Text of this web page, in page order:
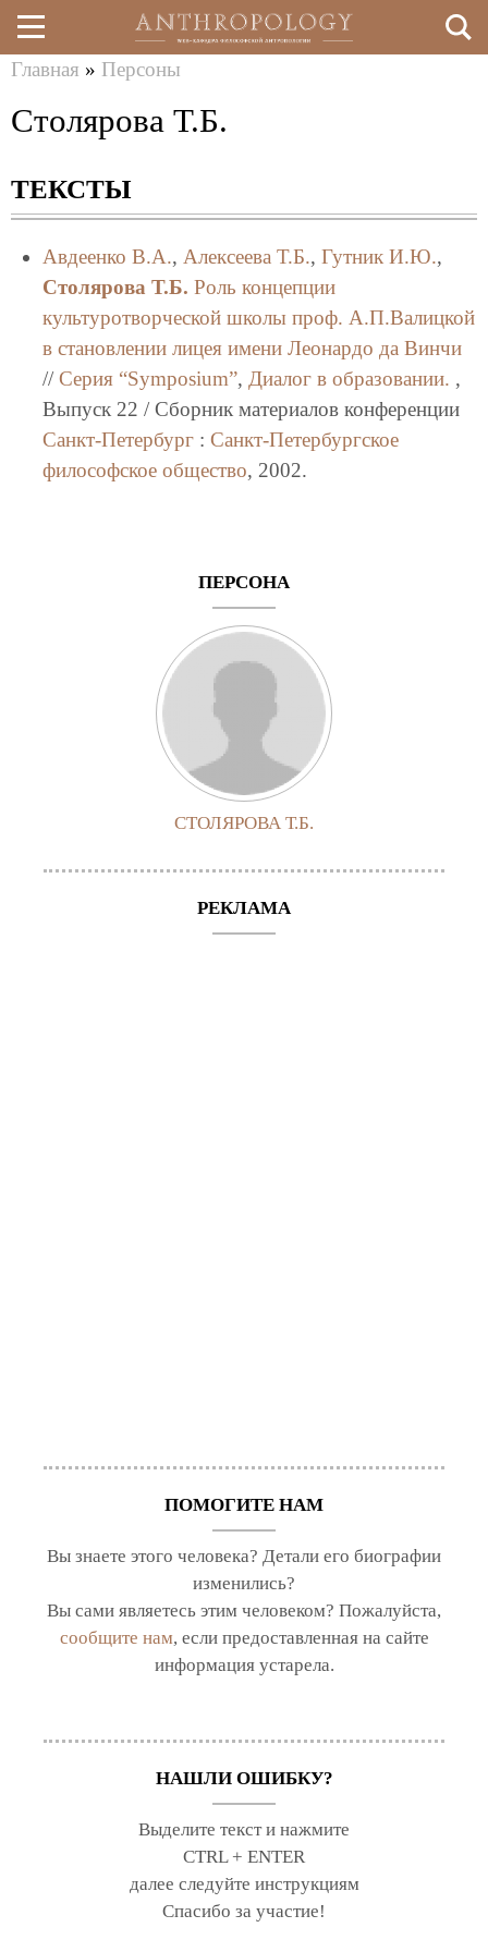
Перейти
к
содержанию
здесь
Главная » Персоны
Столярова Т.Б.
ТЕКСТЫ
Авдеенко В.А., Алексеева Т.Б., Гутник И.Ю.,
Столярова Т.Б. Роль концепции
культуротворческой школы проф. А.П.Валицкой
в становлении лицея имени Леонардо да Винчи
// Серия “Symposium”, Диалог в образовании. ,
Выпуск 22 / Сборник материалов конференции
Санкт-Петербург: Санкт-Петербургское
философское общество, 2002.
ПЕРСОНА
СТОЛЯРОВА Т.Б.
РЕКЛАМА
ПОМОГИТЕ НАМ
Вы знаете этого человека? Детали его биографии
изменились?
Вы сами являетесь этим человеком? Пожалуйста,
сообщите нам, если предоставленная на сайте
информация устарела.
НАШЛИ ОШИБКУ?
Выделите текст и нажмите
CTRL + ENTER
далее следуйте инструкциям
Спасибо за участие!